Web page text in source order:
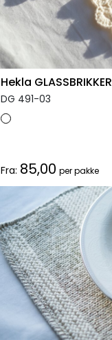
Hekla GLASSBRIKKER
DG 491-03
Fra: 85,00 per pakke